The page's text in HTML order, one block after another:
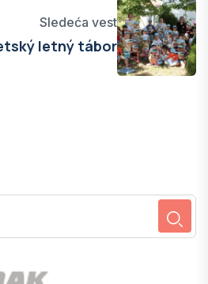
Sledeća vest
letný tábor